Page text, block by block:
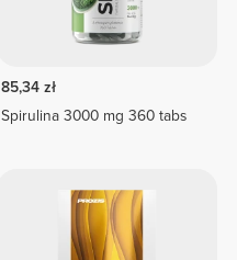
85,34 zł
Spirulina 3000 mg 360 tabs